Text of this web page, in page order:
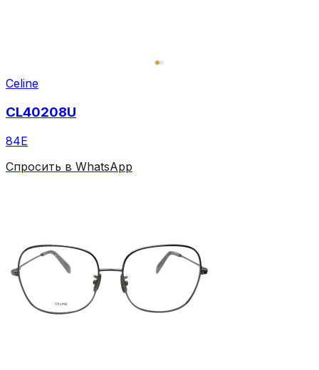
Celine
CL40208U
84E
Спросить в WhatsApp